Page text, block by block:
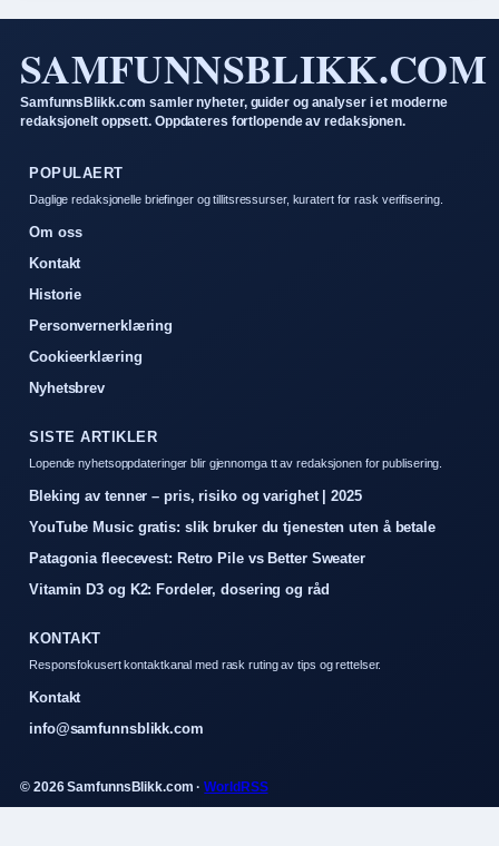
SAMFUNNSBLIKK.COM
SamfunnsBlikk.com samler nyheter, guider og analyser i et moderne
redaksjonelt oppsett. Oppdateres fortlopende av redaksjonen.
POPULAERT
Daglige redaksjonelle briefinger og tillitsressurser, kuratert for rask verifisering.
Om oss
Kontakt
Historie
Personvernerklæring
Cookieerklæring
Nyhetsbrev
SISTE ARTIKLER
Lopende nyhetsoppdateringer blir gjennomga tt av redaksjonen for publisering.
Bleking av tenner – pris, risiko og varighet | 2025
YouTube Music gratis: slik bruker du tjenesten uten å betale
Patagonia fleecevest: Retro Pile vs Better Sweater
Vitamin D3 og K2: Fordeler, dosering og råd
KONTAKT
Responsfokusert kontaktkanal med rask ruting av tips og rettelser.
Kontakt
info@samfunnsblikk.com
© 2026 SamfunnsBlikk.com ·WorldRSS